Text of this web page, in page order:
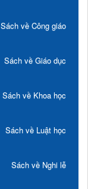
Sách về Công giáo
Sách về Giáo dục
Sách về Khoa học
Sách về Luật học
Sách về Nghi lễ